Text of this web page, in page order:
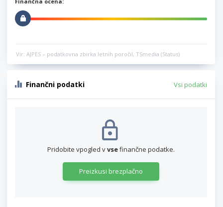
Vir: AJPES – podatkovna zbirka letnih poročil, TSmedia (Status)
Finančni podatki Vsi podatki
Pridobite vpogled vvsefinančne podatke.
Preizkusi brezplačno